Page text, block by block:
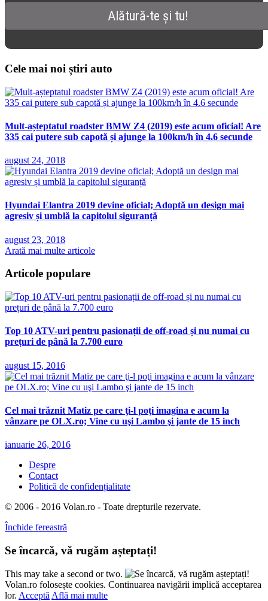
Cele mai noi știri auto
Mult-așteptatul roadster BMW Z4 (2019) este acum oficial! Are
335 cai putere sub capotă și ajunge la 100km/h în 4.6 secunde
august 24, 2018
Hyundai Elantra 2019 devine oficial; Adoptă un design mai
agresiv și umblă la capitolul siguranță
august 23, 2018
Arată mai multe articole
Articole populare
Top 10 ATV-uri pentru pasionații de off-road și nu numai cu
prețuri de până la 7.700 euro
august 15, 2016
Cel mai trăznit Matiz pe care ţi-l poţi imagina e acum la
vânzare pe OLX.ro; Vine cu uşi Lambo şi jante de 15 inch
ianuarie 26, 2016
Despre
Contact
Politică de confidențialitate
© 2006 - 2016 Volan.ro - Toate drepturile rezervate.
Închide fereastră
Se încarcă, vă rugăm așteptați!
This may take a second or two.
Volan.ro folosește cookies. Continuarea navigării implică acceptarea
lor. Acceptă Află mai multe